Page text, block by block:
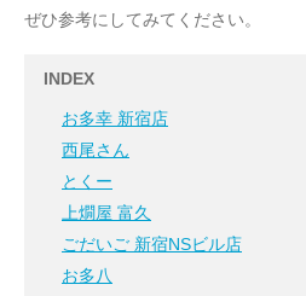
ぜひ参考にしてみてください。
INDEX
お多幸 新宿店
西尾さん
とくー
上燗屋 富久
ごだいご 新宿NSビル店
お多八